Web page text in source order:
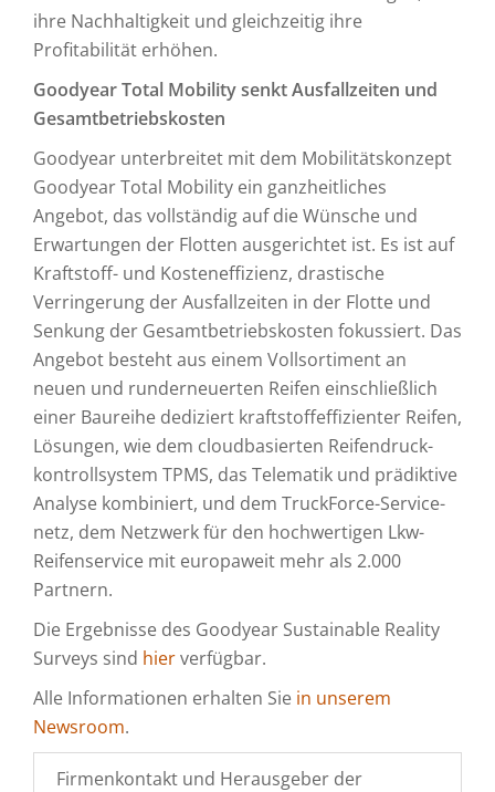
ihre Nachhaltigkeit und gleichzeitig ihre
Profitabilität erhöhen.
Goodyear Total Mobility senkt Ausfallzeiten und
Gesamtbetriebskosten
Goodyear unterbreitet mit dem Mobilitätskonzept
Goodyear Total Mobility ein ganzheitliches
Angebot, das vollständig auf die Wünsche und
Erwartungen der Flotten ausgerichtet ist. Es ist auf
Kraftstoff- und Kosteneffizienz, drastische
Verringerung der Ausfallzeiten in der Flotte und
Senkung der Gesamtbetriebskosten fokussiert. Das
Angebot besteht aus einem Vollsortiment an
neuen und runderneuerten Reifen einschließlich
einer Baureihe dediziert kraftstoffeffizienter Reifen,
Lösungen, wie dem cloudbasierten Reifendruck­
kontrollsystem TPMS, das Telematik und prädiktive
Analyse kombiniert, und dem TruckForce-Service­
netz, dem Netzwerk für den hochwertigen Lkw-
Reifen­service mit europa­weit mehr als 2.000
Partnern.
Die Ergebnisse des Goodyear Sustainable Reality
Surveys sind hierverfügbar.
Alle Informationen erhalten Sie in unserem
Newsroom.
Firmenkontakt und Herausgeber der